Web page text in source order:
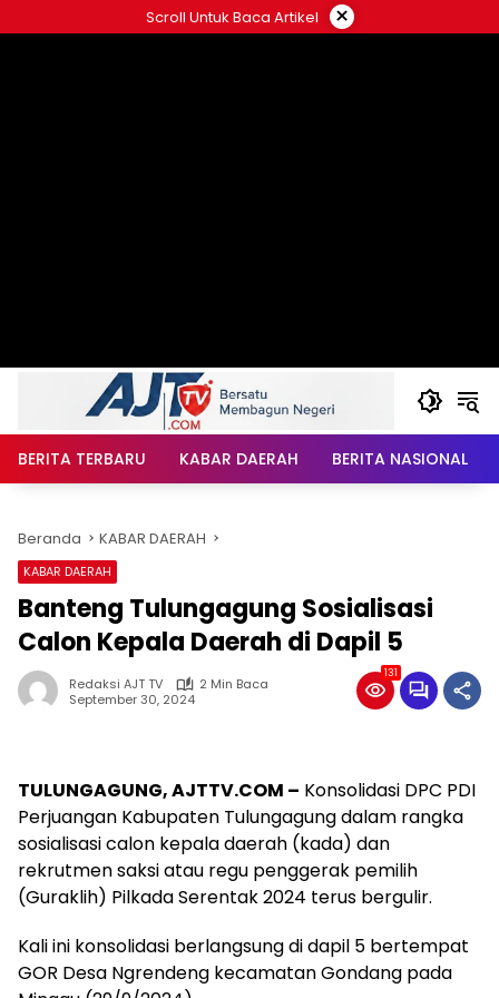
ke
Scroll Untuk Baca Artikel ×
BERITA TERBARU KABAR DAERAH BERITA NASIONAL
Beranda KABAR DAERAH
KABAR DAERAH
Banteng Tulungagung Sosialisasi
Calon Kepala Daerah di Dapil 5
Redaksi AJT TV
2 Min Baca
September 30, 2024
131
TULUNGAGUNG,AJTTV.COM – Konsolidasi DPC PDI
Perjuangan Kabupaten Tulungagung dalam rangka
sosialisasi calon kepala daerah (kada) dan
rekrutmen saksi atau regu penggerak pemilih
(Guraklih) Pilkada Serentak 2024 terus bergulir.
Kali ini konsolidasi berlangsung di dapil 5 bertempat
GOR Desa Ngrendeng kecamatan Gondang pada